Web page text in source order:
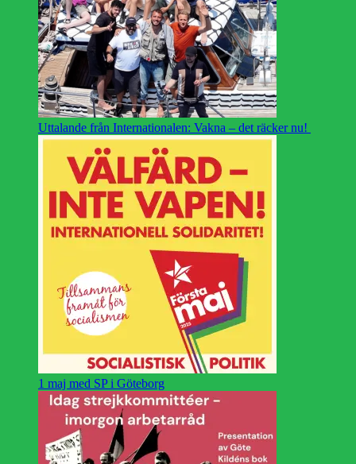
Uttalande från Internationalen: Vakna – det räcker nu!
1 maj med SP i Göteborg